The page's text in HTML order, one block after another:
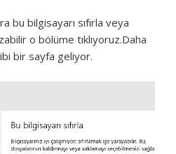
bu bilgisayarı sıfırla veya
o bölüme tıklıyoruz.Daha
bir sayfa geliyor.